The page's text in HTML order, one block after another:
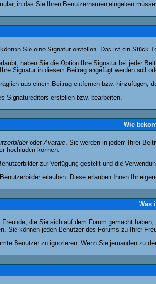
in das Sie Ihren Benutzernamen eingeben
Sie eine Signatur erstellen. Das ist ein Stück
haben Sie die Option Ihre Signatur bei jeder
Signatur in diesem Beitrag angefügt werden soll
aus einem Beitrag entfernen bzw. hinzufügen,
Signatureditors erstellen bzw. bearbeiten.
Wie
oderAvatare. Sie werden in jedem Ihrer
hochladen können.
zur Verfügung gestellt und die
erlauben. Diese erlauben Ihnen Ihr
Was
Freunde, die Sie sich auf dem Forum gemacht
Sie können jeden Benutzer des Forums zu Ihrer
Benutzer zu ignorieren. Wenn Sie jemanden zu